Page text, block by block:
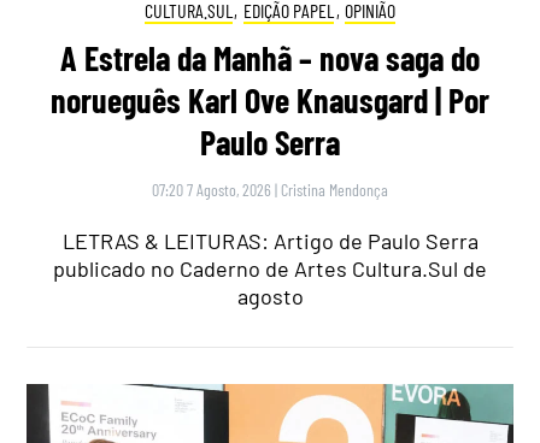
CULTURA.SUL , EDIÇÃO PAPEL , OPINIÃO
A Estrela da Manhã – nova saga do
norueguês Karl Ove Knausgard | Por
Paulo Serra
07:20 7 Agosto, 2026 | Cristina Mendonça
LETRAS & LEITURAS: Artigo de Paulo Serra
publicado no Caderno de Artes Cultura.Sul de
agosto